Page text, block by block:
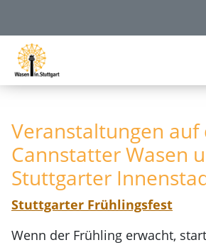
Veranstaltungen auf
Cannstatter Wasen
Stuttgarter
Stuttgarter Frühlingsfest
Wenn der Frühling erwacht,